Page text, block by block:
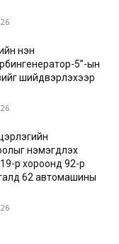
нэн
5”-ын
шийдвэрлэхээр
нэмэгдүүлэх
19-р хороонд 92-р
62 автомашины